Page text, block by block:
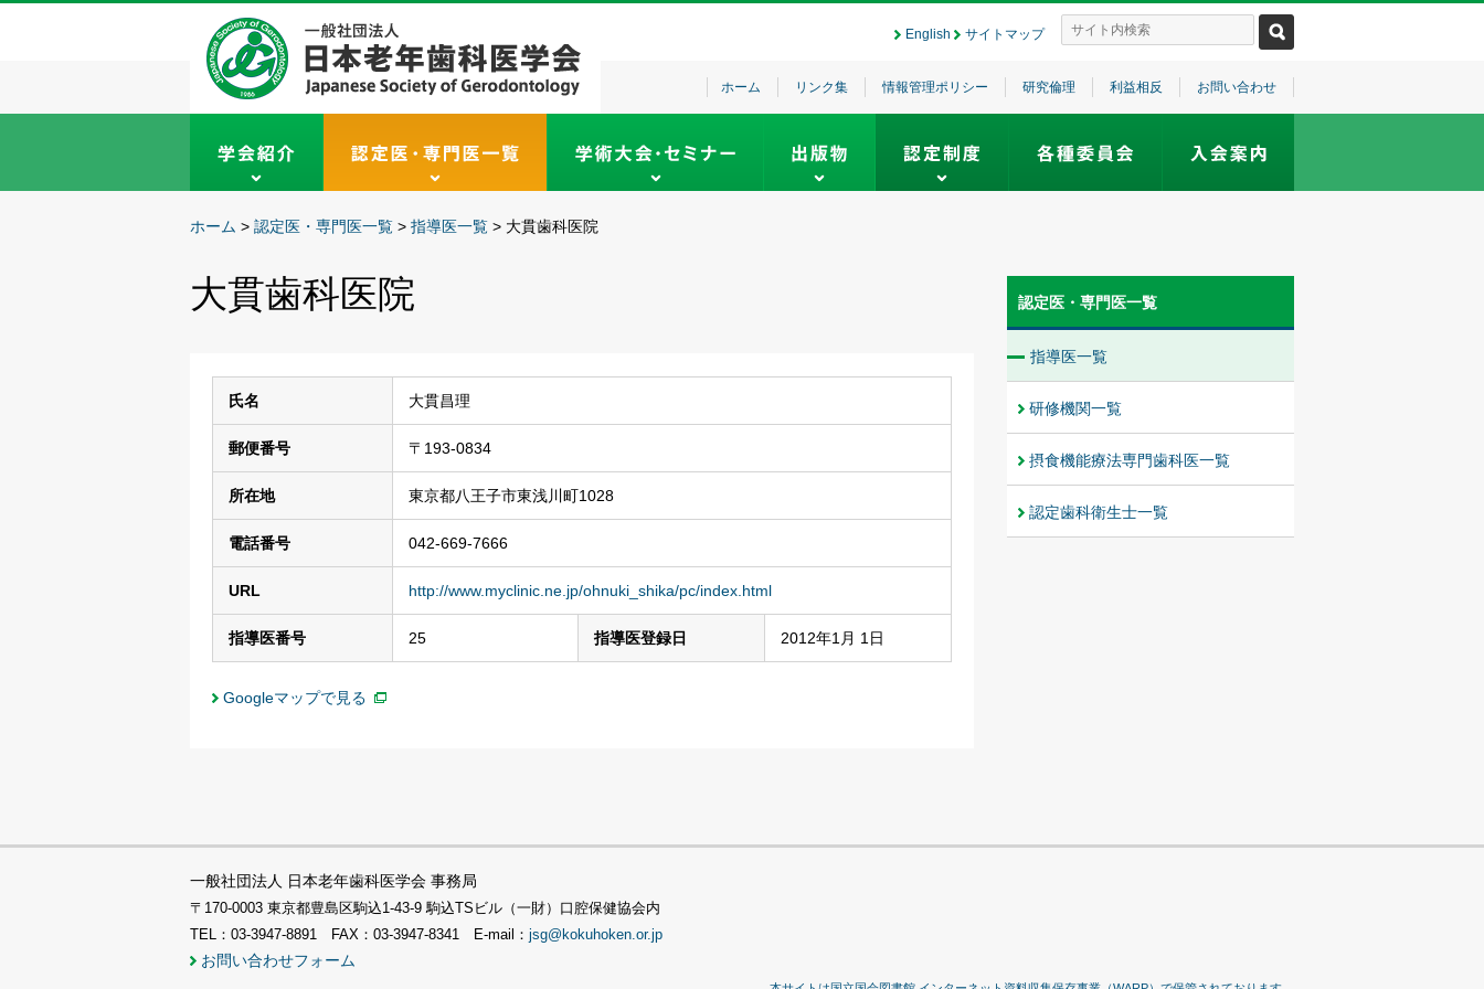
English サイトマップ
ホーム リンク集 情報管理ポリシー 研究倫理 利益相反 お問い合わせ
ホーム > 認定医・専門医一覧 > 指導医一覧 > 大貫歯科医院
大貫歯科医院
氏名 大貫昌理
郵便番号 〒193-0834
所在地 東京都八王子市東浅川町1028
電話番号 042-669-7666
URL http://www.myclinic.ne.jp/ohnuki_shika/pc/index.html
指導医番号 25 指導医登録日 2012年1月 1日
Googleマップで見る
認定医・専門医一覧
指導医一覧
研修機関一覧
摂食機能療法専門歯科医一覧
認定歯科衛生士一覧
一般社団法人 日本老年歯科医学会 事務局
〒170-0003 東京都豊島区駒込1-43-9 駒込TSビル（一財）口腔保健協会内
TEL：03-3947-8891 FAX：03-3947-8341 E-mail： jsg@kokuhoken.or.jp
お問い合わせフォーム